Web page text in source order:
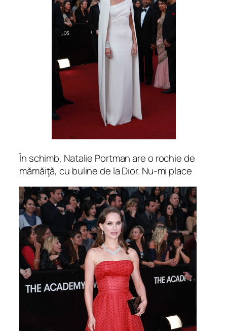
În schimb, Natalie Portman are o rochie de
mămăiţă, cu buline de la Dior. Nu-mi place